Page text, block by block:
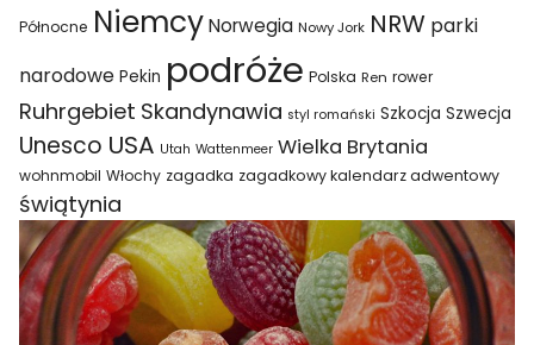
Północne Niemcy Norwegia Nowy Jork NRW parki
narodowe Pekin podróże Polska Ren rower
Ruhrgebiet Skandynawia styl romański Szkocja Szwecja
Unesco USA Utah Wattenmeer Wielka Brytania
wohnmobil Włochy zagadka zagadkowy kalendarz adwentowy
świątynia